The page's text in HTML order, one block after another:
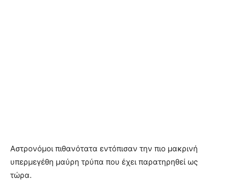
Αστρονόμοι πιθανότατα εντόπισαν την πιο μακρινή
υπερμεγέθη μαύρη τρύπα που έχει παρατηρηθεί ως
τώρα.